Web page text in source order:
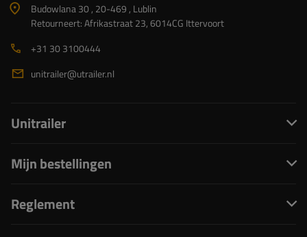
Budowlana 30 , 20-469 , Lublin
Retourneert: Afrikastraat 23, 6014CG Ittervoort
+31 30 3100444
unitrailer@utrailer.nl
Unitrailer
Mijn bestellingen
Reglement